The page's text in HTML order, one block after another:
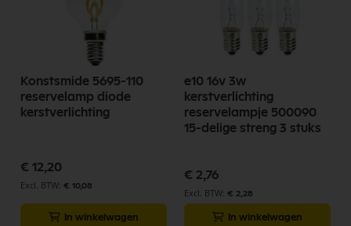
Konstsmide 5695-110
reservelamp diode
kerstverlichting
€ 12,20
€ 10,08
In winkelwagen
e10 16v 3w
kerstverlichting
reservelampje 500090
15-delige streng 3 stuks
€ 2,76
€ 2,28
In winkelwagen